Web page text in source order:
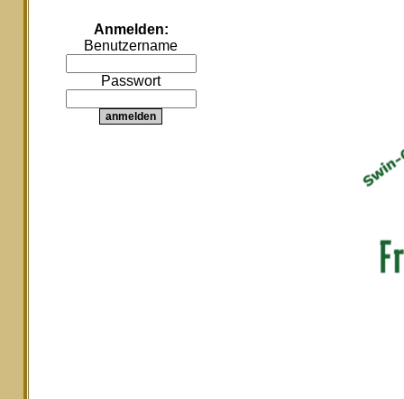
Anmelden:
Benutzername
Passwort